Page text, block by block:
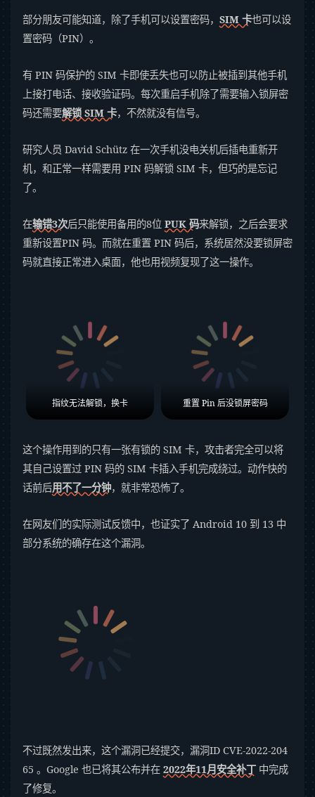
部分朋友可能知道，除了手机可以设置密码， SIM 卡也可以设
置密码（PIN）。
有 PIN 码保护的 SIM 卡即使丢失也可以防止被插到其他手机
上接打电话、接收验证码。每次重启手机除了需要输入锁屏密
码还需要解锁 SIM 卡，不然就没有信号。
研究人员 David Schütz 在一次手机没电关机后插电重新开
机，和正常一样需要用 PIN 码解锁 SIM 卡，但巧的是忘记
了。
在输错3次后只能使用备用的8位 PUK 码来解锁，之后会要求
重新设置PIN 码。而就在重置 PIN 码后，系统居然没要锁屏密
码就直接正常进入桌面，他也用视频复现了这一操作。
指纹无法解锁，换卡 重置 Pin 后没锁屏密码
这个操作用到的只有一张有锁的 SIM 卡，攻击者完全可以将
其自己设置过 PIN 码的 SIM 卡插入手机完成绕过。动作快的
话前后用不了一分钟，就非常恐怖了。
在网友们的实际测试反馈中，也证实了 Android 10 到 13 中
部分系统的确存在这个漏洞。
不过既然发出来，这个漏洞已经提交，漏洞ID CVE-2022-204
65 。Google 也已将其公布并在 2022年11月安全补丁 中完成
了修复。